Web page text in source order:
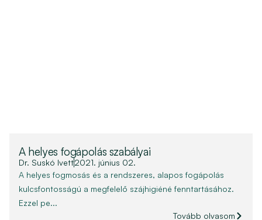
A helyes fogápolás szabályai
Dr. Suskó Ivett2021. június 02.
A helyes fogmosás és a rendszeres, alapos fogápolás
kulcsfontosságú a megfelelő szájhigiéné fenntartásához.
Ezzel pe...
Tovább olvasom